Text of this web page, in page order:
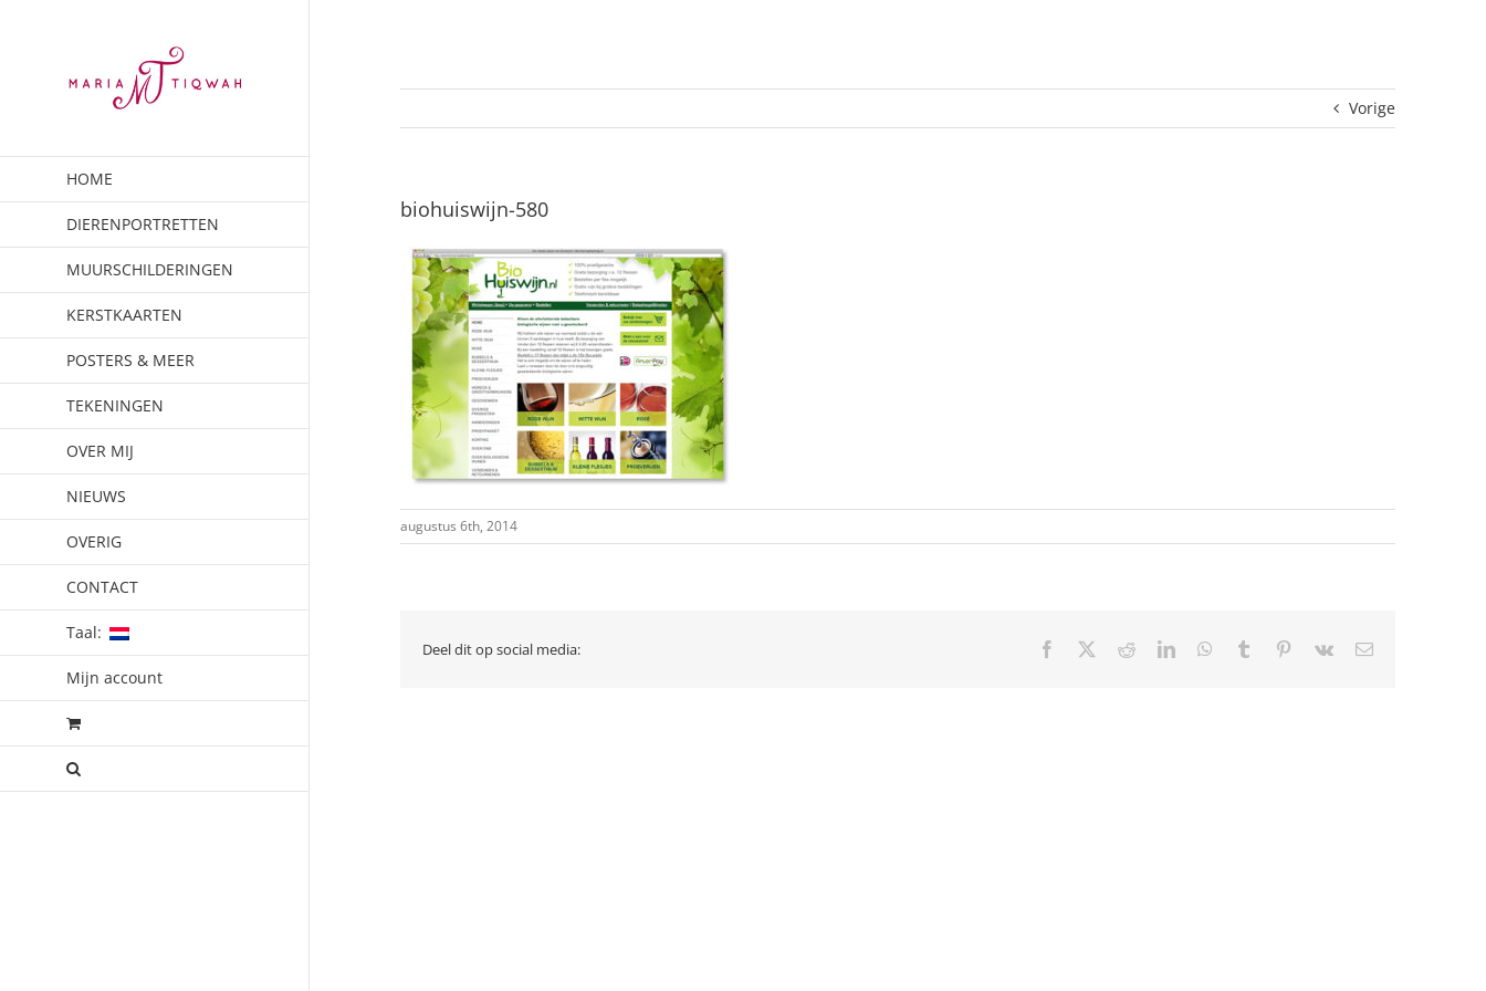
HOME
DIERENPORTRETTEN
MUURSCHILDERINGEN
KERSTKAARTEN
POSTERS & MEER
TEKENINGEN
OVER MIJ
NIEUWS
OVERIG
CONTACT
Taal:
Mijn account
Vorige
biohuiswijn-580
augustus 6th, 2014
Deel dit op social media: Facebook RedditLinkedInWhatsApp
Tumblr Pinterest
Vk
E-